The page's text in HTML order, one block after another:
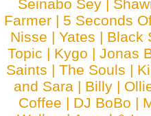
Seinabo Sey |
Farmer | 5 Seconds
Nisse | Yates | Black
Topic | Kygo | Jonas
Saints | The Souls |
and Sara | Billy |
Coffee | DJ BoBo |